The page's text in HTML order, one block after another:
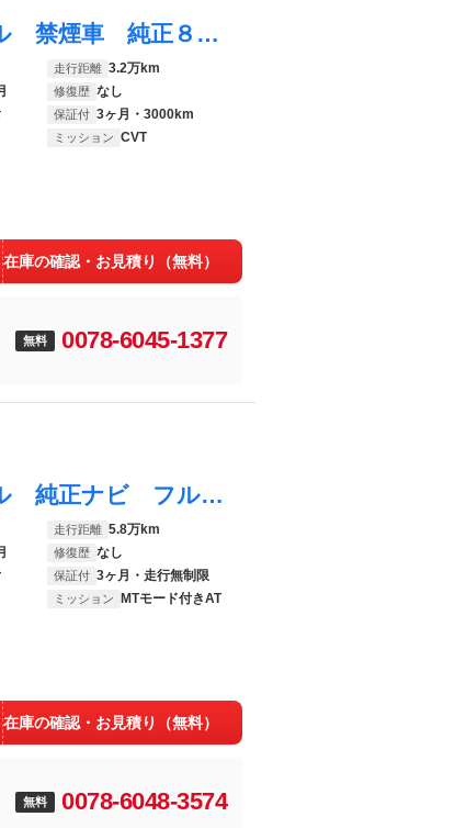
クラウンハイブリッド Ｓ エレガンススタイル 禁煙車 純正８インチナビ 全周囲カメラ レーダークルーズコントロール ブラインドスポットモニター シートヒーター ステアリングヒーター １００Ｖ電源 ＥＴＣ ドライブレコーダー
走行距離 3.2万km
修復歴 なし
保証付 3ヶ月・3000km
ミッション CVT
在庫の確認・お見積り（無料）
無料 0078-6045-1377
クラウンハイブリッド Ｓ エレガンススタイル 純正ナビ フルセグＴＶ／Ｂｌｕｅｔｏｏｔｈ／ＣＤ／ＤＶＤ／Ｍｉｒａｃａｓｔ／ＵＳＢ ＥＴＣ レーザー＆レーダー探知機（ＬＳ７００） ステアリングヒーター １列目シートヒーター
走行距離 5.8万km
修復歴 なし
保証付 3ヶ月・走行無制限
ミッション MTモード付きAT
在庫の確認・お見積り（無料）
無料 0078-6048-3574